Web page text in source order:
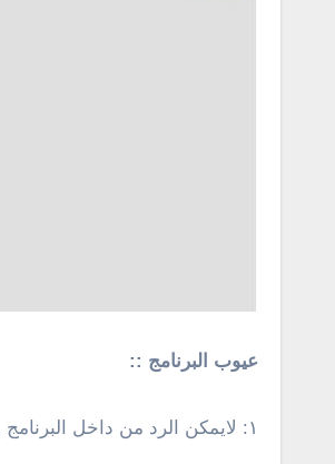
عيوب البرنامج ::
١: لايمكن الرد من داخل البرنامج .